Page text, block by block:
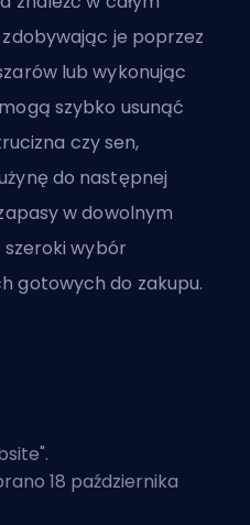
je poprzez
lub wykonując
szybko usunąć
czy sen,
do następnej
w dowolnym
wybór
gotowych do zakupu.
".
18 października